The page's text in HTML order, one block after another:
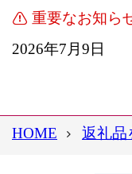
重要なお知ら
2026年7月9日
HOME 返礼品